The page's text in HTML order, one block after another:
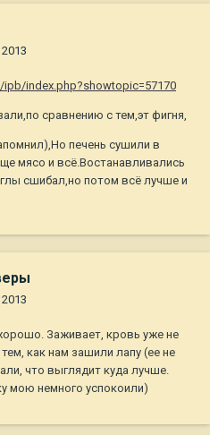
ipb/index.php?showtopic=57170
сравнению с тем,эт фигня,
печень сушили в
мясо и всё.Востанавливались
сшибал,но потом всё лучше и
Заживает, кровь уже не
как нам зашили лапу (ее не
что выглядит куда лучше.
мою немного успокоили)